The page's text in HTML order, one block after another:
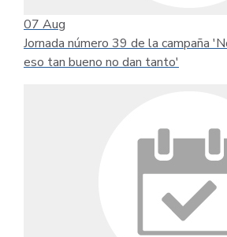
07 Aug
Jornada número 39 de la campaña
eso tan bueno no dan tanto'